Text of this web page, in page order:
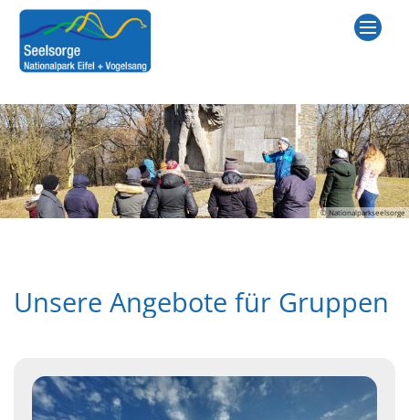
Zum Inhalt springen
© Nationalparkseelsorge
Unsere Angebote für Gruppen